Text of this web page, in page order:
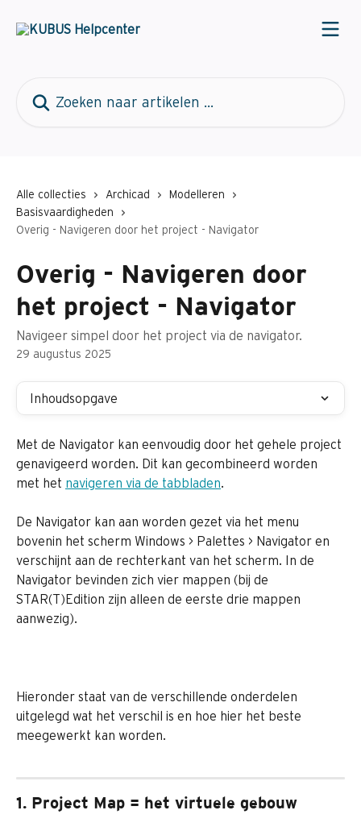
Alle collecties Archicad
Modelleren
Basisvaardigheden
Overig - Navigeren door het project - Navigator
Overig - Navigeren door
het project - Navigator
Navigeer simpel door het project via de navigator.
29 augustus 2025
Inhoudsopgave
Met de Navigator kan eenvoudig door het gehele project
genavigeerd worden. Dit kan gecombineerd worden
met het navigeren via de tabbladen.
De Navigator kan aan worden gezet via het menu
bovenin het scherm Windows > Palettes > Navigator en
verschijnt aan de rechterkant van het scherm. In de
Navigator bevinden zich vier mappen (bij de
STAR(T)Edition zijn alleen de eerste drie mappen
aanwezig).
Hieronder staat van de verschillende onderdelen
uitgelegd wat het verschil is en hoe hier het beste
meegewerkt kan worden.
1. Project Map = het virtuele gebouw